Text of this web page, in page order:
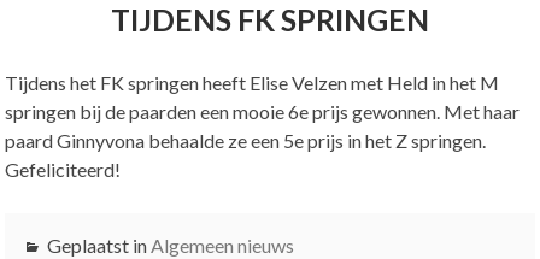
TIJDENS FK SPRINGEN
Tijdens het FK springen heeft Elise Velzen met Held in het M
springen bij de paarden een mooie 6e prijs gewonnen. Met haar
paard Ginnyvona behaalde ze een 5e prijs in het Z springen.
Gefeliciteerd!
Geplaatst inAlgemeen nieuws